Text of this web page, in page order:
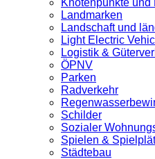
Knotenpunkte und
Landmarken
Landschaft und
Light Electric
Logistik &
ÖPNV
Parken
Radverkehr
Schilder
Sozialer
Spielen &
Städtebau